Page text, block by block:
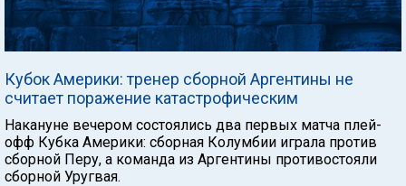
Кубок Америки: тренер сборной Аргентины не
считает поражение катастрофическим
Накануне вечером состоялись два первых матча плей-
офф Кубка Америки: сборная Колумбии играла против
сборной Перу, а команда из Аргентины противостояли
сборной Уругвая.